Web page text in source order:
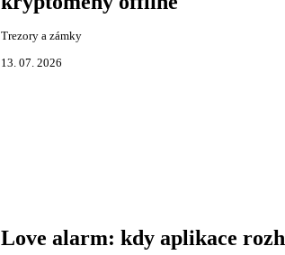
Trezory a zámky
13. 07. 2026
Love alarm: kdy aplikace